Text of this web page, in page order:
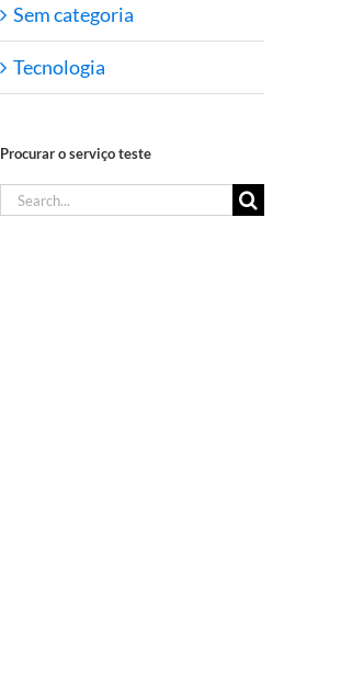
Sem categoria
Tecnologia
Procurar o serviço teste
Search